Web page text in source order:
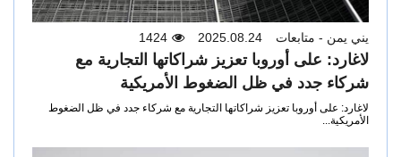
يني يمن - متابعات 2025.08.24
1424
لاغارد: على أوروبا تعزيز شراكاتها التجارية مع
شركاء جدد في ظل الضغوط الأمريكية
لاغارد: على أوروبا تعزيز شراكاتها التجارية مع شركاء جدد في ظل الضغوط
الأمريكية...